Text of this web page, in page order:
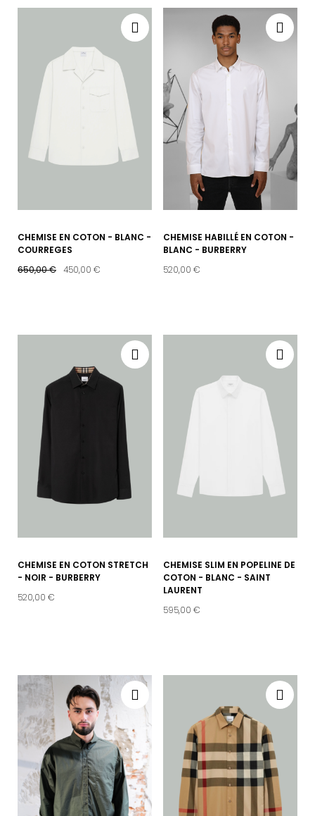
CHEMISE EN COTON - BLANC -
COURREGES
650,00 € 450,00 €
CHEMISE HABILLÉ EN COTON -
BLANC - BURBERRY
520,00 €
CHEMISE EN COTON STRETCH
- NOIR - BURBERRY
520,00 €
CHEMISE SLIM EN POPELINE DE
COTON - BLANC - SAINT
LAURENT
595,00 €